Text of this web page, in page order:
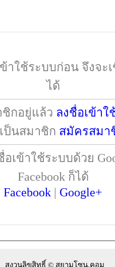
าใช้ระบบก่อน จึงจะ
ได้
ชิกอยู่แล้ว ลงชื่อเข้าใ
ป็นสมาชิก สมัครสมา
เข้าใช้ระบบด้วย
Facebook ก็ได้
Facebook | Google+
สงวนลิขสิทธิ์ © สยามโซน.คอม